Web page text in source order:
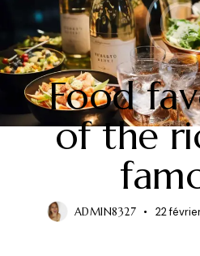
Food
of the
ADMIN8327 22